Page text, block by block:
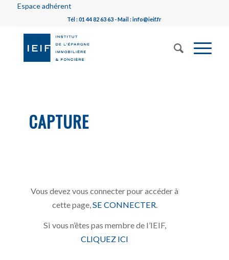
Espace adhérent
Tél : 01 44 82 63 63 - Mail : info@ieif.fr
CAPTURE
Vous devez vous connecter pour accéder à
cette page, SE CONNECTER
Si vous n’êtes pas membre de l’IEIF,
CLIQUEZ ICI